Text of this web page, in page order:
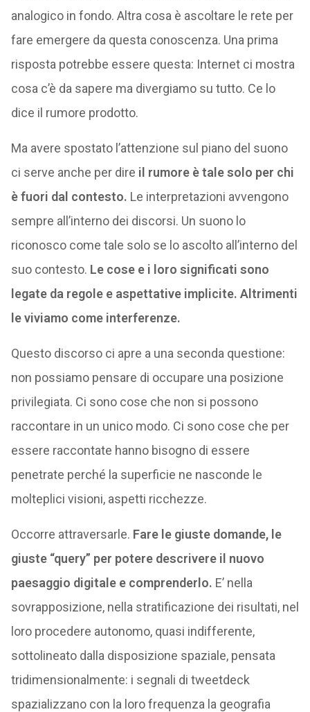
analogico in fondo. Altra cosa è ascoltare le rete per
fare emergere da questa conoscenza. Una prima
risposta potrebbe essere questa: Internet ci mostra
cosa c’è da sapere ma divergiamo su tutto. Ce lo
dice il rumore prodotto.
Ma avere spostato l’attenzione sul piano del suono
ci serve anche per dire il rumore è tale solo per chi
è fuori dal contesto. Le interpretazioni avvengono
sempre all’interno dei discorsi. Un suono lo
riconosco come tale solo se lo ascolto all’interno del
suo contesto. Le cose e i loro significati sono
legate da regole e aspettative implicite. Altrimenti
le viviamo come interferenze.
Questo discorso ci apre a una seconda questione:
non possiamo pensare di occupare una posizione
privilegiata. Ci sono cose che non si possono
raccontare in un unico modo. Ci sono cose che per
essere raccontate hanno bisogno di essere
penetrate perché la superficie ne nasconde le
molteplici visioni, aspetti ricchezze.
Occorre attraversarle. Fare le giuste domande, le
giuste “query” per potere descrivere il nuovo
paesaggio digitale e comprenderlo. E’ nella
sovrapposizione, nella stratificazione dei risultati, nel
loro procedere autonomo, quasi indifferente,
sottolineato dalla disposizione spaziale, pensata
tridimensionalmente: i segnali di tweetdeck
spazializzano con la loro frequenza la geografia